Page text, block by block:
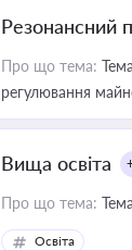
Резонансний
Про що тема:
регулювання
Вища освіта
Про що тема:
Освіта